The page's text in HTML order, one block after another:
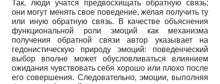
Так, люди учатся предвосхищать обратную связь;
они могут менять свое поведение, желая получить ту
или иную обратную связь. В качестве объяснения
функциональной роли эмоций как механизма
получения обратной связи автор указывает на
гедонистическую природу эмоций: поведенческий
выбор вполне может обусловливаться влиянием
ожидания чувствовать себя хорошо или плохо после
его совершения. Следовательно, эмоции, выполняя